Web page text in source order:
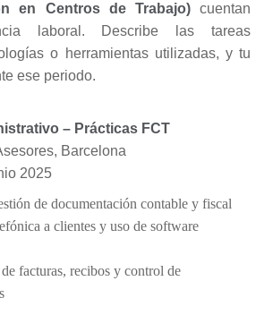
en Centros de Trabajo)cuentan
laboral. Describe las tareas
o herramientas utilizadas, y tu
ese periodo.
– Prácticas FCT
Barcelona
2025
de documentación contable y fiscal
a clientes y uso de software
facturas, recibos y control de